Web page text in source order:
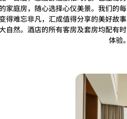
家庭房，随心选择心仪美景。我们的
得难忘非凡，汇成值得分享的美好故
自然。酒店的所有客房及套房均配
体验。